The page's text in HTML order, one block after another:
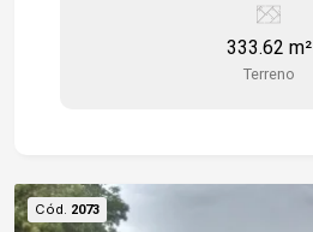
oportunidade de investimento.
333.62 m²
Terreno
Cód. 2073